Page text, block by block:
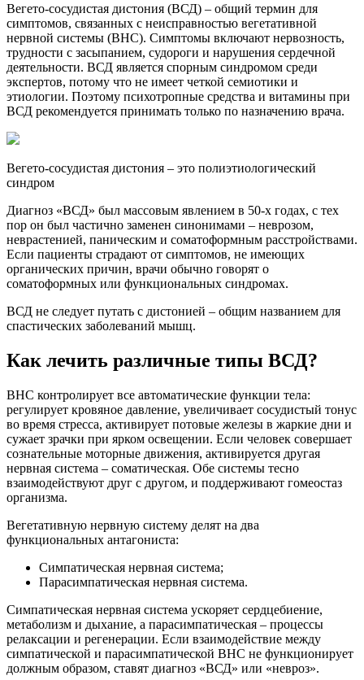
Вегето-сосудистая дистония (ВСД) – общий термин для
симптомов, связанных с неисправностью вегетативной
нервной системы (ВНС). Симптомы включают нервозность,
трудности с засыпанием, судороги и нарушения сердечной
деятельности. ВСД является спорным синдромом среди
экспертов, потому что не имеет четкой семиотики и
этиологии. Поэтому психотропные средства и витамины при
ВСД рекомендуется принимать только по назначению врача.
Вегето-сосудистая дистония – это полиэтиологический
синдром
Диагноз «ВСД» был массовым явлением в 50-х годах, с тех
пор он был частично заменен синонимами – неврозом,
неврастенией, паническим и соматоформным расстройствами.
Если пациенты страдают от симптомов, не имеющих
органических причин, врачи обычно говорят о
соматоформных или функциональных синдромах.
ВСД не следует путать с дистонией – общим названием для
спастических заболеваний мышц.
Как лечить различные типы ВСД?
ВНС контролирует все автоматические функции тела:
регулирует кровяное давление, увеличивает сосудистый тонус
во время стресса, активирует потовые железы в жаркие дни и
сужает зрачки при ярком освещении. Если человек совершает
сознательные моторные движения, активируется другая
нервная система – соматическая. Обе системы тесно
взаимодействуют друг с другом, и поддерживают гомеостаз
организма.
Вегетативную нервную систему делят на два
функциональных антагониста:
Симпатическая нервная система;
Парасимпатическая нервная система.
Симпатическая нервная система ускоряет сердцебиение,
метаболизм и дыхание, а парасимпатическая – процессы
релаксации и регенерации. Если взаимодействие между
симпатической и парасимпатической ВНС не функционирует
должным образом, ставят диагноз «ВСД» или «невроз».